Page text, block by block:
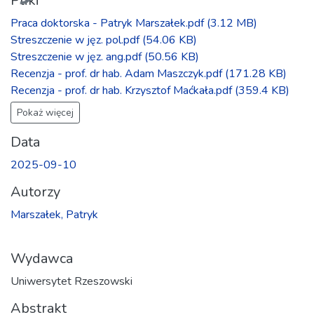
Praca doktorska - Patryk Marszałek.pdf(3.12 MB)
Streszczenie w jęz. pol.pdf(54.06 KB)
Streszczenie w jęz. ang.pdf(50.56 KB)
Recenzja - prof. dr hab. Adam Maszczyk.pdf(171.28 KB)
Recenzja - prof. dr hab. Krzysztof Maćkała.pdf(359.4 KB)
Pokaż więcej
Data
2025-09-10
Autorzy
Marszałek, Patryk
Wydawca
Uniwersytet Rzeszowski
Abstrakt